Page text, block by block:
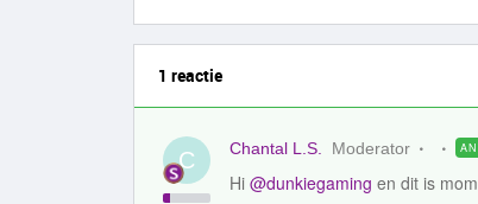
1 reactie
C Chantal L.S. Moderator
Hi ​ @dunkiegaming en dit is